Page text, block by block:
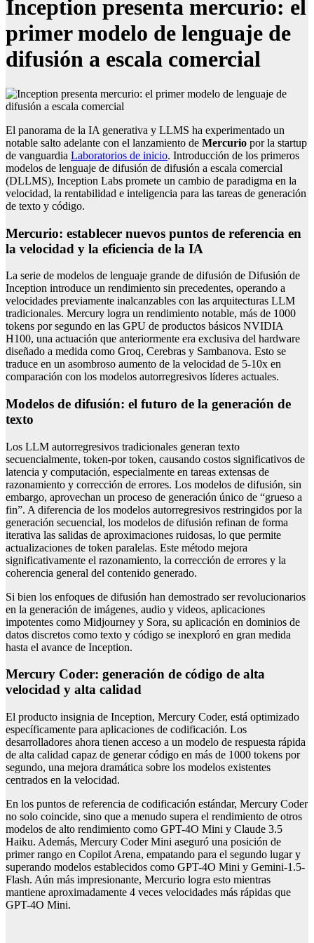
Inception presenta mercurio: el
primer modelo de lenguaje de
difusión a escala comercial
El panorama de la IA generativa y LLMS ha experimentado un
notable salto adelante con el lanzamiento de Mercurio por la startup
de vanguardia Laboratorios de inicio. Introducción de los primeros
modelos de lenguaje de difusión de difusión a escala comercial
(DLLMS), Inception Labs promete un cambio de paradigma en la
velocidad, la rentabilidad e inteligencia para las tareas de generación
de texto y código.
Mercurio: establecer nuevos puntos de referencia en
la velocidad y la eficiencia de la IA
La serie de modelos de lenguaje grande de difusión de Difusión de
Inception introduce un rendimiento sin precedentes, operando a
velocidades previamente inalcanzables con las arquitecturas LLM
tradicionales. Mercury logra un rendimiento notable, más de 1000
tokens por segundo en las GPU de productos básicos NVIDIA
H100, una actuación que anteriormente era exclusiva del hardware
diseñado a medida como Groq, Cerebras y Sambanova. Esto se
traduce en un asombroso aumento de la velocidad de 5-10x en
comparación con los modelos autorregresivos líderes actuales.
Modelos de difusión: el futuro de la generación de
texto
Los LLM autorregresivos tradicionales generan texto
secuencialmente, token-por token, causando costos significativos de
latencia y computación, especialmente en tareas extensas de
razonamiento y corrección de errores. Los modelos de difusión, sin
embargo, aprovechan un proceso de generación único de “grueso a
fin”. A diferencia de los modelos autorregresivos restringidos por la
generación secuencial, los modelos de difusión refinan de forma
iterativa las salidas de aproximaciones ruidosas, lo que permite
actualizaciones de token paralelas. Este método mejora
significativamente el razonamiento, la corrección de errores y la
coherencia general del contenido generado.
Si bien los enfoques de difusión han demostrado ser revolucionarios
en la generación de imágenes, audio y videos, aplicaciones
impotentes como Midjourney y Sora, su aplicación en dominios de
datos discretos como texto y código se inexploró en gran medida
hasta el avance de Inception.
Mercury Coder: generación de código de alta
velocidad y alta calidad
El producto insignia de Inception, Mercury Coder, está optimizado
específicamente para aplicaciones de codificación. Los
desarrolladores ahora tienen acceso a un modelo de respuesta rápida
de alta calidad capaz de generar código en más de 1000 tokens por
segundo, una mejora dramática sobre los modelos existentes
centrados en la velocidad.
En los puntos de referencia de codificación estándar, Mercury Coder
no solo coincide, sino que a menudo supera el rendimiento de otros
modelos de alto rendimiento como GPT-4O Mini y Claude 3.5
Haiku. Además, Mercury Coder Mini aseguró una posición de
primer rango en Copilot Arena, empatando para el segundo lugar y
superando modelos establecidos como GPT-4O Mini y Gemini-1.5-
Flash. Aún más impresionante, Mercurio logra esto mientras
mantiene aproximadamente 4 veces velocidades más rápidas que
GPT-4O Mini.